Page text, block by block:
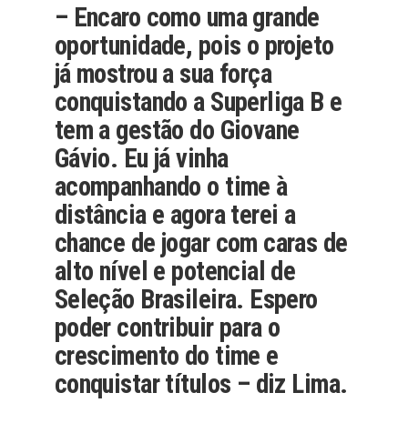
– Encaro como uma grande
oportunidade, pois o projeto
já mostrou a sua força
conquistando a Superliga B e
tem a gestão do Giovane
Gávio. Eu já vinha
acompanhando o time à
distância e agora terei a
chance de jogar com caras de
alto nível e potencial de
Seleção Brasileira. Espero
poder contribuir para o
crescimento do time e
conquistar títulos – diz Lima.